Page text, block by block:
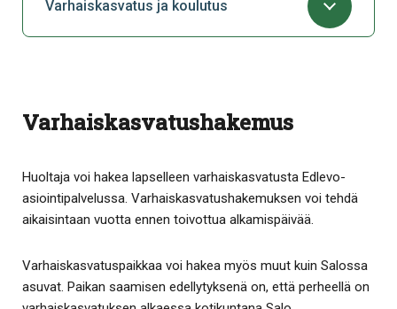
Varhaiskasvatus ja koulutus
Varhaiskasvatushakemus
Huoltaja voi hakea lapselleen varhaiskasvatusta Edlevo-
asiointipalvelussa. Varhaiskasvatushakemuksen voi tehdä
aikaisintaan vuotta ennen toivottua alkamispäivää.
Varhaiskasvatuspaikkaa voi hakea myös muut kuin Salossa
asuvat. Paikan saamisen edellytyksenä on, että perheellä on